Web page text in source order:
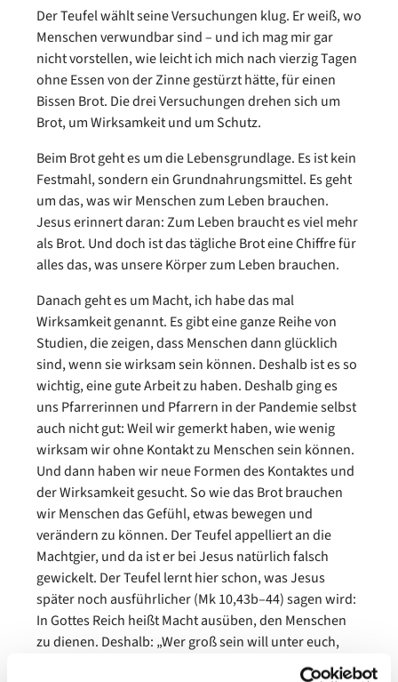
Der Teufel wählt seine Versuchungen klug. Er weiß, wo
Menschen verwundbar sind – und ich mag mir gar
nicht vorstellen, wie leicht ich mich nach vierzig Tagen
ohne Essen von der Zinne gestürzt hätte, für einen
Bissen Brot. Die drei Versuchungen drehen sich um
Brot, um Wirksamkeit und um Schutz.
Beim Brot geht es um die Lebensgrundlage. Es ist kein
Festmahl, sondern ein Grundnahrungsmittel. Es geht
um das, was wir Menschen zum Leben brauchen.
Jesus erinnert daran: Zum Leben braucht es viel mehr
als Brot. Und doch ist das tägliche Brot eine Chiffre für
alles das, was unsere Körper zum Leben brauchen.
Danach geht es um Macht, ich habe das mal
Wirksamkeit genannt. Es gibt eine ganze Reihe von
Studien, die zeigen, dass Menschen dann glücklich
sind, wenn sie wirksam sein können. Deshalb ist es so
wichtig, eine gute Arbeit zu haben. Deshalb ging es
uns Pfarrerinnen und Pfarrern in der Pandemie selbst
auch nicht gut: Weil wir gemerkt haben, wie wenig
wirksam wir ohne Kontakt zu Menschen sein können.
Und dann haben wir neue Formen des Kontaktes und
der Wirksamkeit gesucht. So wie das Brot brauchen
wir Menschen das Gefühl, etwas bewegen und
verändern zu können. Der Teufel appelliert an die
Machtgier, und da ist er bei Jesus natürlich falsch
gewickelt. Der Teufel lernt hier schon, was Jesus
später noch ausführlicher (Mk 10,43b–44) sagen wird:
In Gottes Reich heißt Macht ausüben, den Menschen
zu dienen. Deshalb: „Wer groß sein will unter euch,
der soll euer Diener sein; und wer unter euch der Erste